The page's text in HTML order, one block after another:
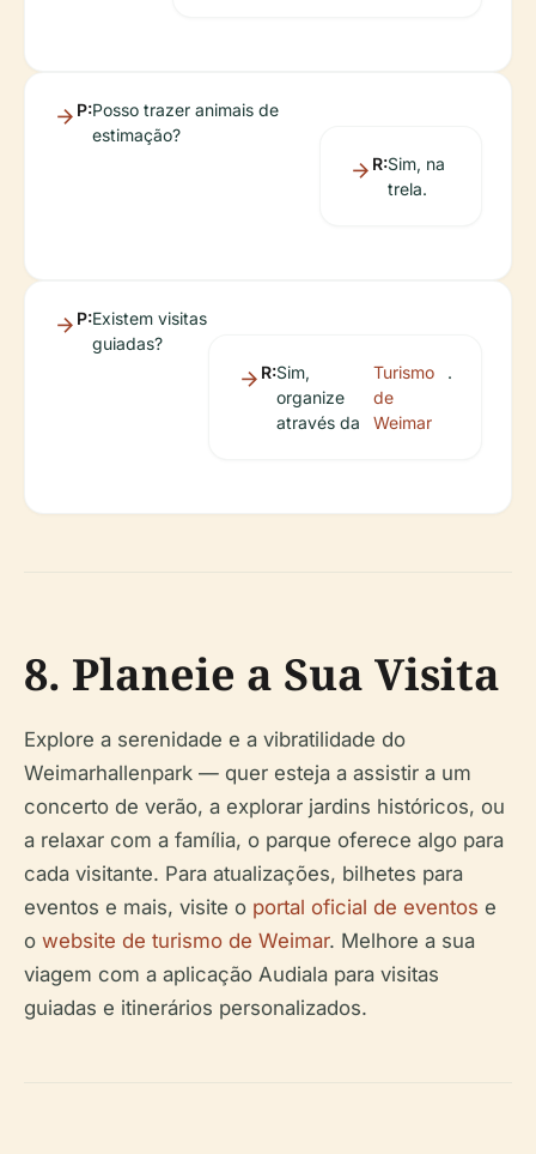
P:Posso trazer animais de
estimação?
R:Sim, na
trela.
P:Existem visitas
guiadas?
R:Sim,
organize
através da
Turismo
de
Weimar
.
8. Planeie a Sua Visita
Explore a serenidade e a vibratilidade do
Weimarhallenpark — quer esteja a assistir a um
concerto de verão, a explorar jardins históricos, ou
a relaxar com a família, o parque oferece algo para
cada visitante. Para atualizações, bilhetes para
eventos e mais, visite o portal oficial de eventos e
o website de turismo de Weimar. Melhore a sua
viagem com a aplicação Audiala para visitas
guiadas e itinerários personalizados.